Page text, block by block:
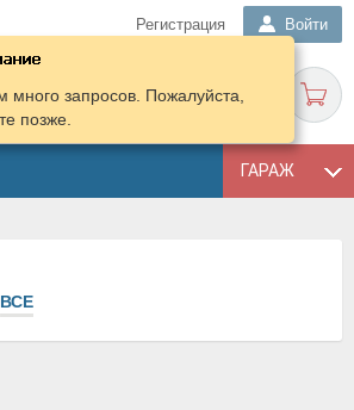
Регистрация Войти
ГАРАЖ
много запросов. Пожалуйста,
позже.
ВСЕ